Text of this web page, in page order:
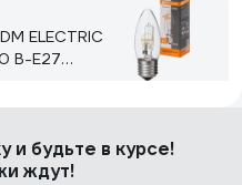
ELECTRIC
В-Е27
не отключаются
а чуть-чуть
и будьте в курсе!
ждут!